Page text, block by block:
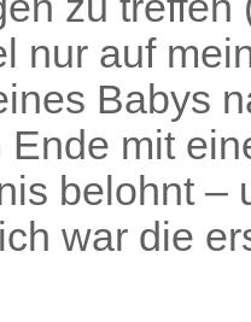
nur auf
Babys
mit
belohnt –
war die